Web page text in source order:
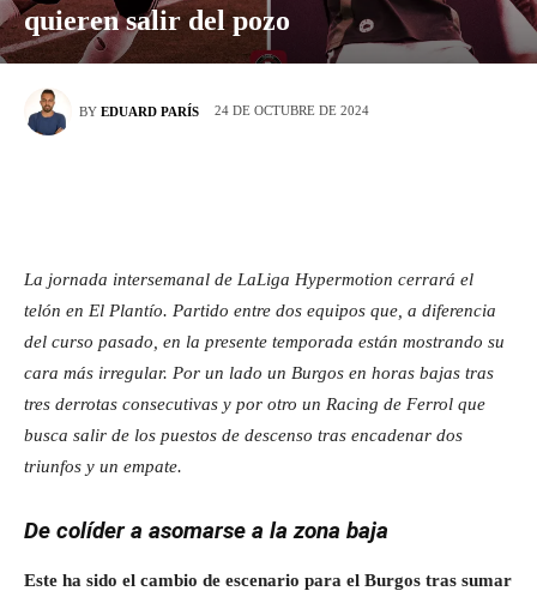
quieren salir del pozo
BY EDUARD PARÍS 24 DE OCTUBRE DE 2024
La jornada intersemanal de LaLiga Hypermotion cerrará el
telón en El Plantío. Partido entre dos equipos que, a diferencia
del curso pasado, en la presente temporada están mostrando su
cara más irregular. Por un lado un Burgos en horas bajas tras
tres derrotas consecutivas y por otro un Racing de Ferrol que
busca salir de los puestos de descenso tras encadenar dos
triunfos y un empate.
De colíder a asomarse a la zona baja
Este ha sido el cambio de escenario para el Burgos tras sumar